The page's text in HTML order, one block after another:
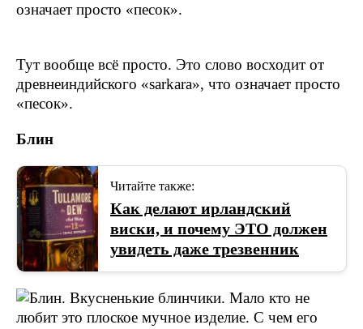
Тут вообще всё просто. Это слово восходит от
древнеиндийского «sarkara», что означает просто
«песок».
Блин
Читайте также:
Как делают ирландский
виски, и почему ЭТО должен
увидеть даже трезвенник